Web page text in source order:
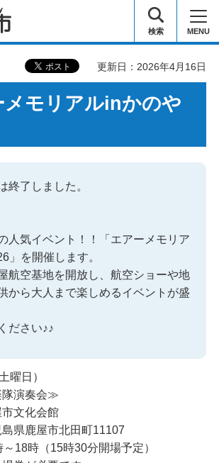
検索 MENU
更新日：2026年4月16日
メモリアルinかのや
終了しました。
人気イベント！！「エアーメモリア
」を開催します。
航空基地を開放し、航空ショーや地
から大人まで楽しめるイベントが盛
ださい♪♪
曜日）
演奏会≫
市文化会館
島県鹿屋市北田町11107
～18時（15時30分開場予定）